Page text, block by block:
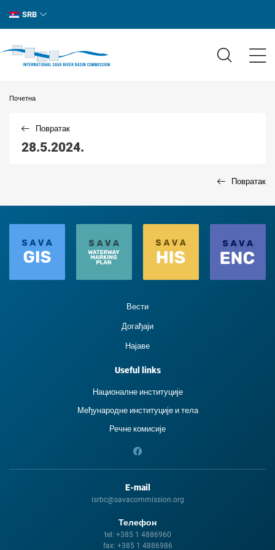
SRB
Почетна
28.5.2024.
Повратак
Повратак
Вести
Догађаји
Најаве
Useful links
Националне институције
Међународне институције и тела
Речне комисије
E-mail
isrbc@savacommission.org
Телефон
tel: +385 1 4886960
fax: +385 1 4886986